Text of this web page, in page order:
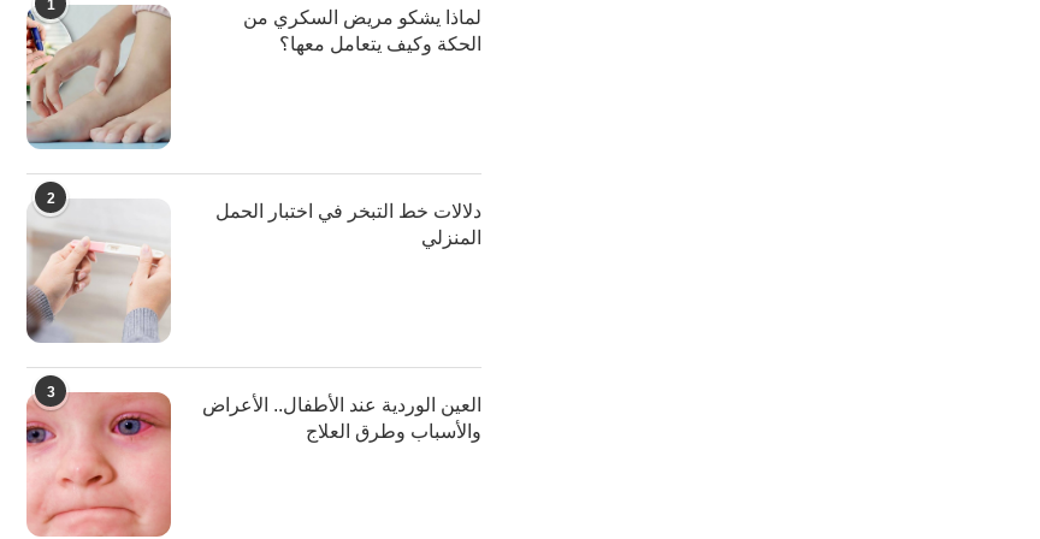
1
لماذا يشكو مريض السكري من
الحكة وكيف يتعامل معها؟
2
دلالات خط التبخر في اختبار الحمل
المنزلي
3
العين الوردية عند الأطفال.. الأعراض
والأسباب وطرق العلاج